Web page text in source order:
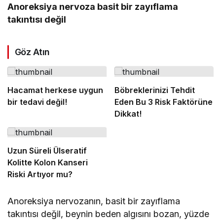
Anoreksiya nervoza basit bir zayıflama
takıntısı değil
Göz Atın
Hacamat herkese uygun
bir tedavi değil!
Böbreklerinizi Tehdit
Eden Bu 3 Risk Faktörüne
Dikkat!
Uzun Süreli Ülseratif
Kolitte Kolon Kanseri
Riski Artıyor mu?
Anoreksiya nervozanın, basit bir zayıflama
takıntısı değil, beynin beden algısını bozan, yüzde